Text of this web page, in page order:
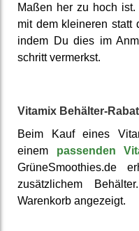
Maßen her zu hoch
mit dem kleineren statt
indem Du dies im
schritt vermerkst.
Vitamix Behälter-
Beim Kauf eines
einem passenden
GrüneSmoothies.de
zusätz­lichem
Warenkorb angezeigt.